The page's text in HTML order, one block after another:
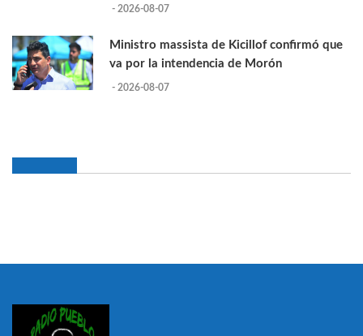
- 2026-08-07
Ministro massista de Kicillof confirmó que
va por la intendencia de Morón
- 2026-08-07